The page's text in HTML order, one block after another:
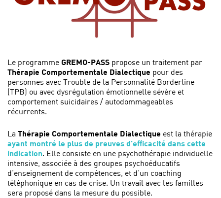
Le programme GREMO-PASS propose un traitement par
Thérapie Comportementale Dialectique pour des
personnes avec Trouble de la Personnalité Borderline
(TPB) ou avec dysrégulation émotionnelle sévère et
comportement suicidaires / autodommageables
récurrents.
La Thérapie Comportementale Dialectique est la thérapie
ayant montré le plus de preuves d’efficacité dans cette
indication. Elle consiste en une psychothérapie individuelle
intensive, associée à des groupes psychoéducatifs
d’enseignement de compétences, et d’un coaching
téléphonique en cas de crise. Un travail avec les familles
sera proposé dans la mesure du possible.